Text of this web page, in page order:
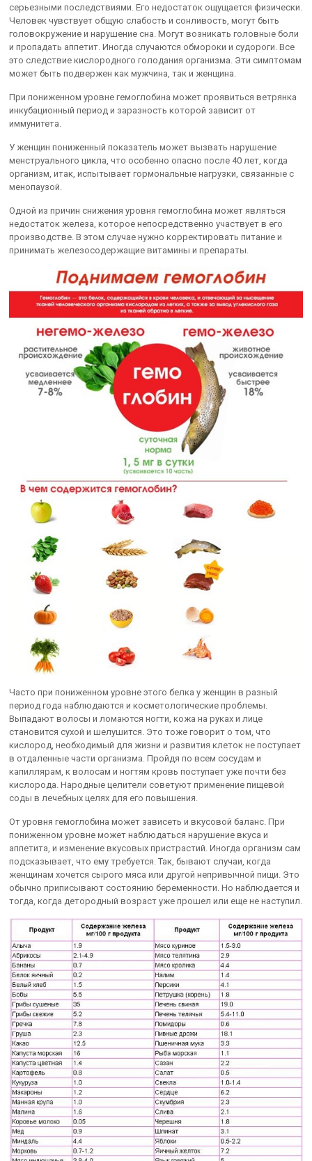
серьезными последствиями. Его недостаток ощущается физически.
Человек чувствует общую слабость и сонливость, могут быть
головокружение и нарушение сна. Могут возникать головные боли
и пропадать аппетит. Иногда случаются обмороки и судороги. Все
это следствие кислородного голодания организма. Эти симптомам
может быть подвержен как мужчина, так и женщина.
При пониженном уровне гемоглобина может проявиться ветрянка
инкубационный период и заразность которой зависит от
иммунитета.
У женщин пониженный показатель может вызвать нарушение
менструального цикла, что особенно опасно после 40 лет, когда
организм, итак, испытывает гормональные нагрузки, связанные с
менопаузой.
Одной из причин снижения уровня гемоглобина может являться
недостаток железа, которое непосредственно участвует в его
производстве. В этом случае нужно корректировать питание и
принимать железосодержащие витамины и препараты.
Часто при пониженном уровне этого белка у женщин в разный
период года наблюдаются и косметологические проблемы.
Выпадают волосы и ломаются ногти, кожа на руках и лице
становится сухой и шелушится. Это тоже говорит о том, что
кислород, необходимый для жизни и развития клеток не поступает
в отдаленные части организма. Пройдя по всем сосудам и
капиллярам, к волосам и ногтям кровь поступает уже почти без
кислорода. Народные целители советуют применение пищевой
соды в лечебных целях для его повышения.
От уровня гемоглобина может зависеть и вкусовой баланс. При
пониженном уровне может наблюдаться нарушение вкуса и
аппетита, и изменение вкусовых пристрастий. Иногда организм сам
подсказывает, что ему требуется. Так, бывают случаи, когда
женщинам хочется сырого мяса или другой непривычной пищи. Это
обычно приписывают состоянию беременности. Но наблюдается и
тогда, когда детородный возраст уже прошел или еще не наступил.